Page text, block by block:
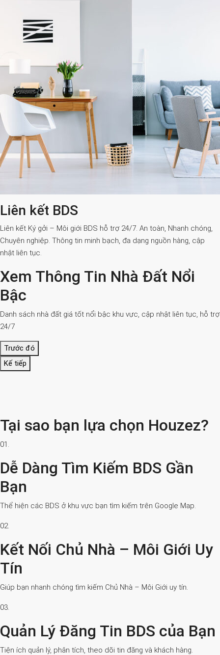
Liên kết BDS
Liên kết Ký gởi – Môi giới BDS hỗ trợ 24/7. An toàn, Nhanh chóng,
Chuyên nghiệp. Thông tin minh bạch, đa dạng nguồn hàng, cập
nhật liên tục.
Xem Thông Tin Nhà Đất Nổi
Bậc
Danh sách nhà đất giá tốt nổi bậc khu vực, cập nhật liên tục, hỗ trợ
24/7
Trước đó
Kế tiếp
Tại sao bạn lựa chọn Houzez?
01.
Dễ Dàng Tìm Kiếm BDS Gần
Bạn
Thể hiện các BDS ở khu vực bạn tìm kiếm trên Google Map.
02.
Kết Nối Chủ Nhà – Môi Giới Uy
Tín
Giúp bạn nhanh chóng tìm kiếm Chủ Nhà – Môi Giới uy tín.
03.
Quản Lý Đăng Tin BDS của Bạn
Tiện ích quản lý, phân tích, theo dõi tin đăng và khách hàng.